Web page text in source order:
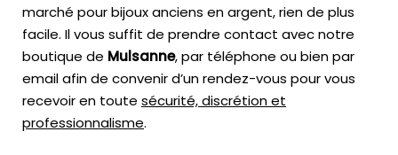
marché pour bijoux anciens en argent, rien de plus
facile. Il vous suffit de prendre contact avec notre
boutique de Mulsanne, par téléphone ou bien par
email afin de convenir d’un rendez-vous pour vous
recevoir en toute sécurité, discrétion et
professionnalisme.